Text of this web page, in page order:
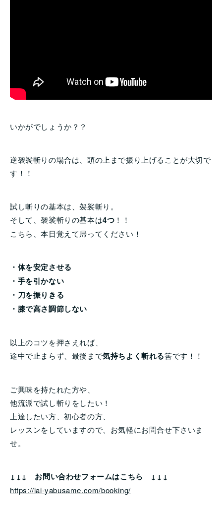
いかがでしょうか？？
逆袈裟斬りの場合は、頭の上まで振り上げることが大切で
す！！
試し斬りの基本は、袈裟斬り。
そして、袈裟斬りの基本は4つ ！！
こちら、本日覚えて帰ってください！
・体を安定させる
・手を引かない
・刀を振りきる
・膝で高さ調節しない
以上のコツを押さえれば、
途中で止まらず、最後まで気持ちよく斬れる筈です！！
ご興味を持たれた方や、
他流派で試し斬りをしたい！
上達したい方、初心者の方、
レッスンをしていますので、お気軽にお問合せ下さいま
せ。
↓↓↓ お問い合わせフォームはこちら ↓↓↓
https://iai-yabusame.com/booking/